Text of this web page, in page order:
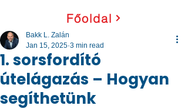
Főoldal
1. sorsfordító
útelágazás – Hogyan
segíthetünk
Bakk L. Zalán
Jan 15, 2025 3 min read